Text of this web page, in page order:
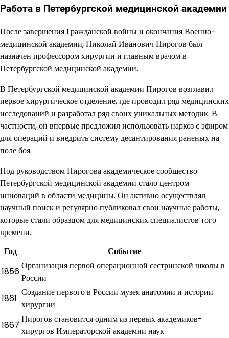
Работа в Петербургской медицинской академии
После завершения Гражданской войны и окончания Военно-
медицинской академии, Николай Иванович Пирогов был
назначен профессором хирургии и главным врачом в
Петербургской медицинской академии.
В Петербургской медицинской академии Пирогов возглавил
первое хирургическое отделение, где проводил ряд медицинских
исследований и разработал ряд своих уникальных методик. В
частности, он впервые предложил использовать наркоз с эфиром
для операций и внедрить систему десантирования раненых на
поле боя.
Под руководством Пирогова академическое сообщество
Петербургской медицинской академии стало центром
инноваций в области медицины. Он активно осуществлял
научный поиск и регулярно публиковал свои научные работы,
которые стали образцом для медицинских специалистов того
времени.
Год
Событие
1856
Организация первой операционной сестринской школы в
России
1861
Создание первого в России музея анатомии и истории
хирургии
1867
Пирогов становится одним из первых академиков-
хирургов Императорской академии наук